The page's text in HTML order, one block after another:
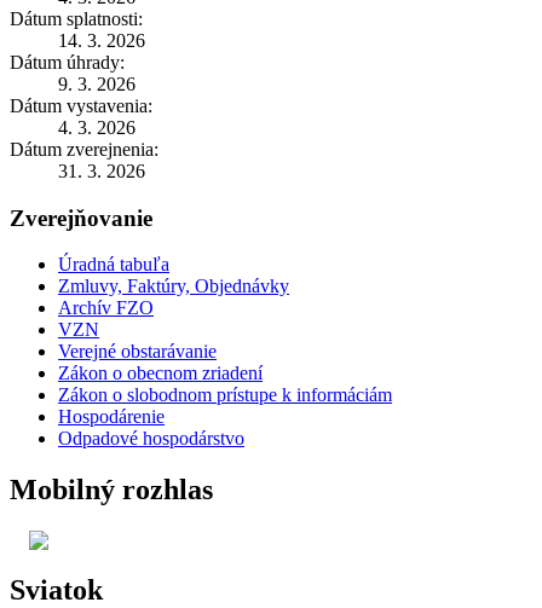
Dátum splatnosti:
14. 3. 2026
Dátum úhrady:
9. 3. 2026
Dátum vystavenia:
4. 3. 2026
Dátum zverejnenia:
31. 3. 2026
Zverejňovanie
Úradná tabuľa
Zmluvy, Faktúry, Objednávky
Archív FZO
VZN
Verejné obstarávanie
Zákon o obecnom zriadení
Zákon o slobodnom prístupe k informáciám
Hospodárenie
Odpadové hospodárstvo
Mobilný rozhlas
Sviatok